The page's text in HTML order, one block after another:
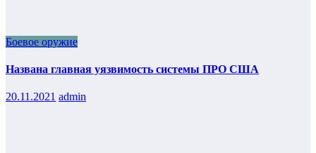
Боевое оружие
Названа главная уязвимость системы ПРО США
20.11.2021 admin